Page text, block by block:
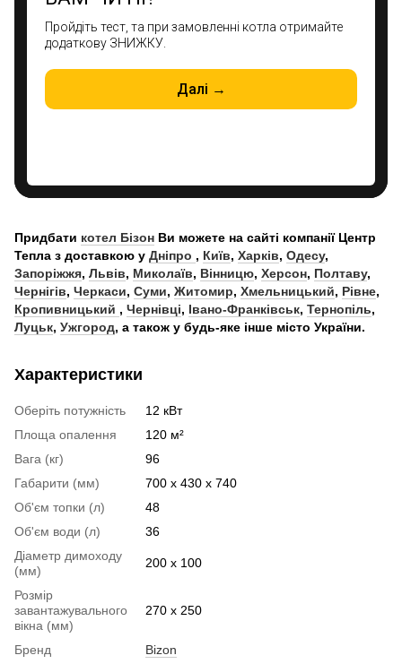
Придбати котел Бізон Ви можете на сайті компанії Центр
Тепла з доставкою у Дніпро , Київ, Харків, Одесу,
Запоріжжя, Львів, Миколаїв, Вінницю, Херсон, Полтаву,
Чернігів, Черкаси, Суми, Житомир, Хмельницький, Рівне,
Кропивницький , Чернівці, Івано-Франківськ, Тернопіль,
Луцьк, Ужгород, а також у будь-яке інше місто України.
Характеристики
Оберіть потужність
12 кВт
Площа опалення
120 м²
Вага (кг)
96
Габарити (мм)
700 х 430 х 740
Об'єм топки (л)
48
Об'єм води (л)
36
Діаметр димоходу
(мм)
200 х 100
Розмір
завантажувального
вікна (мм)
270 х 250
Бренд Bizon